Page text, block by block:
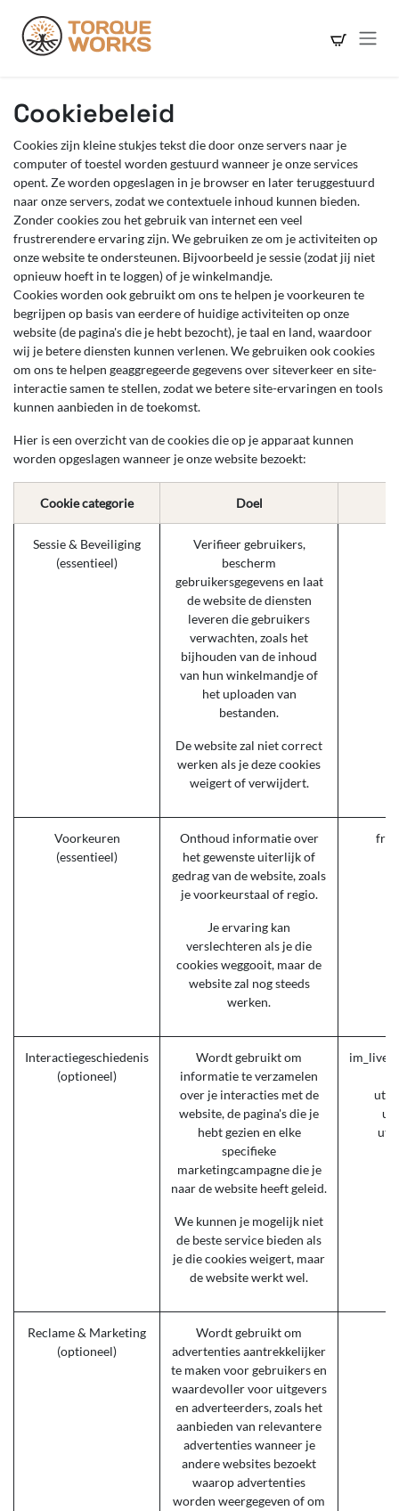
Cookiebeleid
Cookies zijn kleine stukjes tekst die door onze servers naar je
computer of toestel worden gestuurd wanneer je onze services
opent. Ze worden opgeslagen in je browser en later teruggestuurd
naar onze servers, zodat we contextuele inhoud kunnen bieden.
Zonder cookies zou het gebruik van internet een veel
frustrerendere ervaring zijn. We gebruiken ze om je activiteiten op
onze website te ondersteunen. Bijvoorbeeld je sessie (zodat jij niet
opnieuw hoeft in te loggen) of je winkelmandje.
Cookies worden ook gebruikt om ons te helpen je voorkeuren te
begrijpen op basis van eerdere of huidige activiteiten op onze
website (de pagina's die je hebt bezocht), je taal en land, waardoor
wij je betere diensten kunnen verlenen. We gebruiken ook cookies
om ons te helpen geaggregeerde gegevens over siteverkeer en site-
interactie samen te stellen, zodat we betere site-ervaringen en tools
kunnen aanbieden in de toekomst.
Hier is een overzicht van de cookies die op je apparaat kunnen
worden opgeslagen wanneer je onze website bezoekt:
Cookie categorie Doel
Sessie & Beveiliging
(essentieel)
Verifieer gebruikers,
bescherm
gebruikersgegevens en laat
de website de diensten
leveren die gebruikers
verwachten, zoals het
bijhouden van de inhoud
van hun winkelmandje of
het uploaden van
bestanden.
De website zal niet correct
werken als je deze cookies
weigert of verwijdert.
Voorkeuren
(essentieel)
Onthoud informatie over
het gewenste uiterlijk of
gedrag van de website, zoals
je voorkeurstaal of regio.
Je ervaring kan
verslechteren als je die
cookies weggooit, maar de
website zal nog steeds
werken.
Interactiegeschiedenis
(optioneel)
Wordt gebruikt om
informatie te verzamelen
over je interacties met de
website, de pagina's die je
hebt gezien en elke
specifieke
marketingcampagne die je
naar de website heeft geleid.
We kunnen je mogelijk niet
de beste service bieden als
je die cookies weigert, maar
de website werkt wel.
Reclame & Marketing
(optioneel)
Wordt gebruikt om
advertenties aantrekkelijker
te maken voor gebruikers en
waardevoller voor uitgevers
en adverteerders, zoals het
aanbieden van relevantere
advertenties wanneer je
andere websites bezoekt
waarop advertenties
worden weergegeven of om